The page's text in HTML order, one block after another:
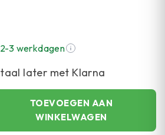
3 werkdagen
later met Klarna
TOEVOEGEN AAN
WINKELWAGEN